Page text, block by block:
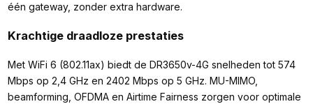
één gateway, zonder extra hardware.
Krachtige draadloze prestaties
Met WiFi 6 (802.11ax) biedt de DR3650v-4G snelheden tot 574
Mbps op 2,4 GHz en 2402 Mbps op 5 GHz. MU-MIMO,
beamforming, OFDMA en Airtime Fairness zorgen voor optimale